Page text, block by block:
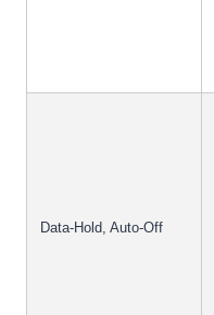
Data-Hold, Auto-Off